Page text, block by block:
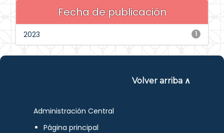
Fecha de publicación
1
2023
Volver arriba ∧
Administración Central
Página principal